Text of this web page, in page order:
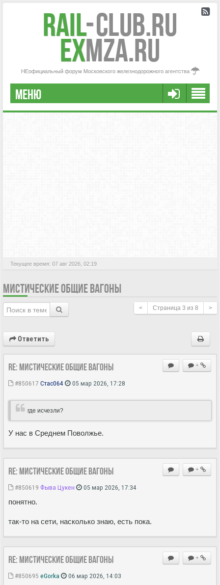
Rail-Club.RU
exMZA.RU
НЕофициальный форум Московского железнодорожного агентства
МЕНЮ
РЕГИСТРАЦИЯ
Текущее время: 07 авг 2026, 02:19
МИСТИЧЕСКИЕ ОБЩИЕ ВАГОНЫ
< Страница 3 из 8 >
Ответить
+
Re: Мистические ОБЩИЕ вагоны
#850617 Стас064 05 мар 2026, 17:28
где исчезли?
У нас в Среднем Поволжье.
+
Re: Мистические ОБЩИЕ вагоны
#850619 Фыва Цукен 05 мар 2026, 17:34
понятно.
так-то на сети, насколько знаю, есть пока.
+
Re: Мистические ОБЩИЕ вагоны
#850695 eGorka 06 мар 2026, 14:03